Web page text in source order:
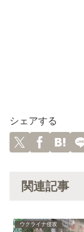
シェアする
関連記事
ウクライナ侵攻